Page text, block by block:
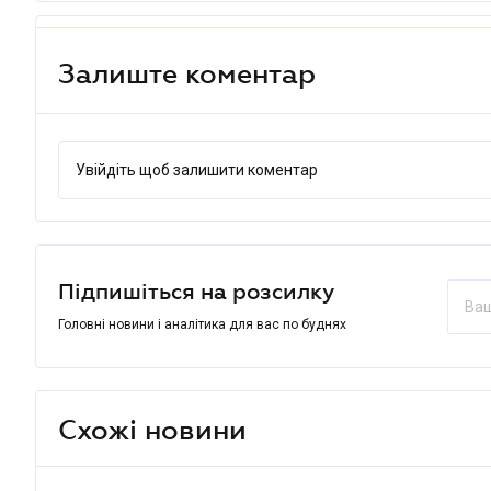
Залиште коментар
Увійдіть щоб залишити коментар
Підпишіться на розсилку
Головні новини і аналітика для вас по буднях
Схожі новини